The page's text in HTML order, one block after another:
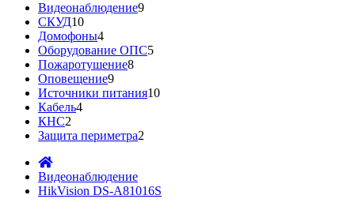
Видеонаблюдение9
СКУД10
Домофоны4
Оборудование ОПС5
Пожаротушение8
Оповещение9
Источники питания10
Кабель4
КНС2
Защита периметра2
Видеонаблюдение
HikVision DS-A81016S